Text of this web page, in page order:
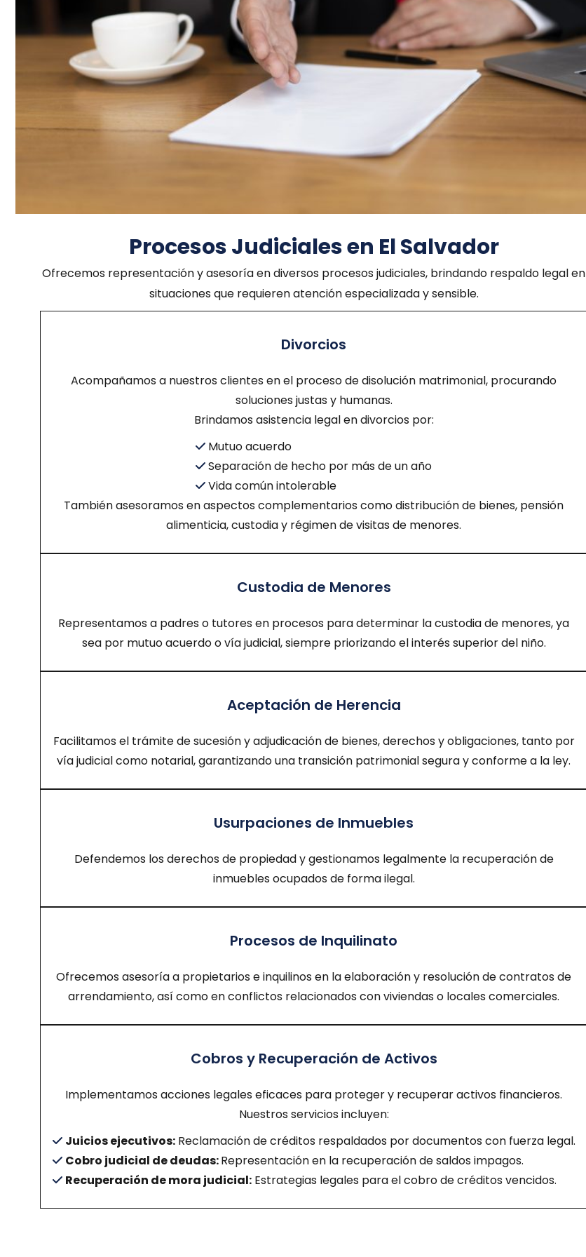
Procesos Judiciales en El Salvador
Ofrecemos representación y asesoría en diversos procesos judiciales, brindando respaldo legal en
situaciones que requieren atención especializada y sensible.
Divorcios
Acompañamos a nuestros clientes en el proceso de disolución matrimonial, procurando
soluciones justas y humanas.
Brindamos asistencia legal en divorcios por:
Mutuo acuerdo
Separación de hecho por más de un año
Vida común intolerable
También asesoramos en aspectos complementarios como distribución de bienes, pensión
alimenticia, custodia y régimen de visitas de menores.
Custodia de Menores
Representamos a padres o tutores en procesos para determinar la custodia de menores, ya
sea por mutuo acuerdo o vía judicial, siempre priorizando el interés superior del niño.
Aceptación de Herencia
Facilitamos el trámite de sucesión y adjudicación de bienes, derechos y obligaciones, tanto por
vía judicial como notarial, garantizando una transición patrimonial segura y conforme a la ley.
Usurpaciones de Inmuebles
Defendemos los derechos de propiedad y gestionamos legalmente la recuperación de
inmuebles ocupados de forma ilegal.
Procesos de Inquilinato
Ofrecemos asesoría a propietarios e inquilinos en la elaboración y resolución de contratos de
arrendamiento, así como en conflictos relacionados con viviendas o locales comerciales.
Cobros y Recuperación de Activos
Implementamos acciones legales eficaces para proteger y recuperar activos financieros.
Nuestros servicios incluyen:
Juicios ejecutivos:Reclamación de créditos respaldados por documentos con fuerza legal.
Cobro judicial de deudas:Representación en la recuperación de saldos impagos.
Recuperación de mora judicial:Estrategias legales para el cobro de créditos vencidos.